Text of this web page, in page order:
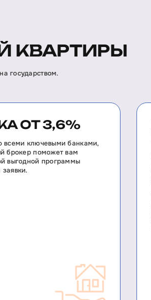
КВАРТИРЫ
государством.
ОТ 3,6%
всеми ключевыми банками,
брокер поможет вам
выгодной программы